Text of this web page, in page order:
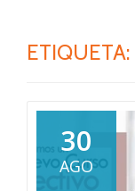
ETIQUETA:
30
AGO